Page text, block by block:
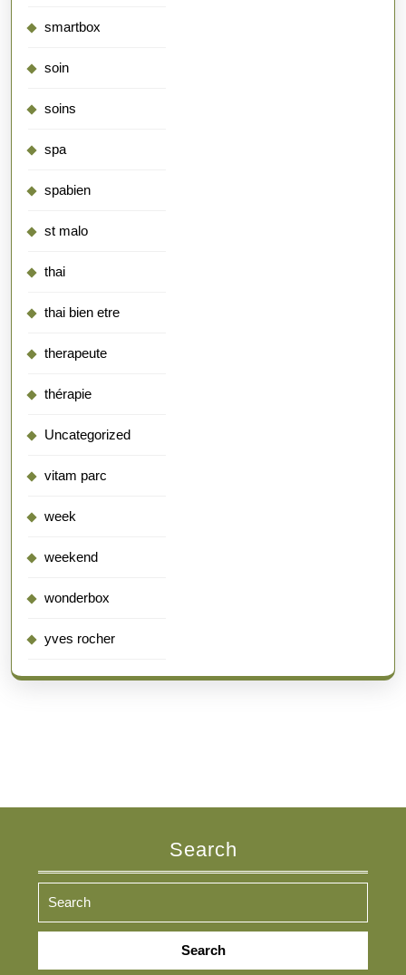
smartbox
soin
soins
spa
spabien
st malo
thai
thai bien etre
therapeute
thérapie
Uncategorized
vitam parc
week
weekend
wonderbox
yves rocher
Search
Search